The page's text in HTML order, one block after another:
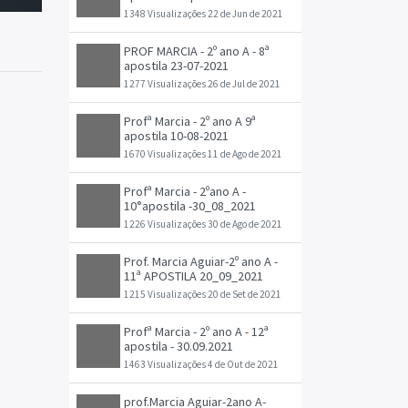
1348 Visualizações22 de Jun de 2021
PROF MARCIA - 2º ano A - 8ª
apostila 23-07-2021
1277 Visualizações26 de Jul de 2021
Profª Marcia - 2º ano A 9ª
apostila 10-08-2021
1670 Visualizações11 de Ago de 2021
Profª Marcia - 2ºano A -
10°apostila -30_08_2021
1226 Visualizações30 de Ago de 2021
Prof. Marcia Aguiar-2º ano A -
11ª APOSTILA 20_09_2021
1215 Visualizações20 de Set de 2021
Profª Marcia - 2º ano A - 12ª
apostila - 30.09.2021
1463 Visualizações4 de Out de 2021
prof.Marcia Aguiar-2ano A-